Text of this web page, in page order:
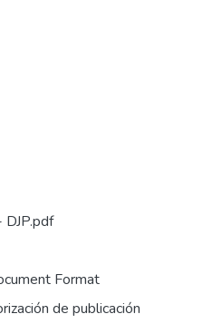
DJP.pdf
Format
de publicación